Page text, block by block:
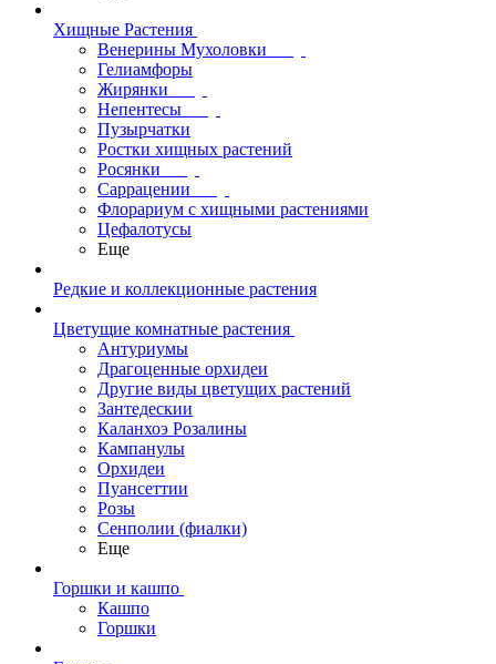
Хищные Растения
Венерины Мухоловки
Гелиамфоры
Жирянки
Непентесы
Пузырчатки
Ростки хищных растений
Росянки
Саррацении
Флорариум с хищными растениями
Цефалотусы
Еще
Редкие и коллекционные растения
Цветущие комнатные растения
Антуриумы
Драгоценные орхидеи
Другие виды цветущих растений
Зантедескии
Каланхоэ Розалины
Кампанулы
Орхидеи
Пуансеттии
Розы
Сенполии (фиалки)
Еще
Горшки и кашпо
Кашпо
Горшки